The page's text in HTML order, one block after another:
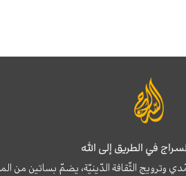
في الطريق إلى الله
وترويج الثّقافة الدّينيّة، يضمّ بساتين